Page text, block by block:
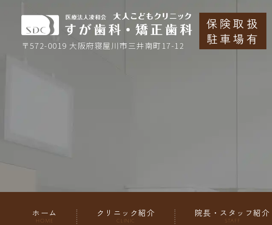
〒572-0019 大阪府寝屋川市三井南町17-12
保険取扱
駐車場有
ホーム
HOME
クリニック紹介
CLINIC
院長・スタッフ紹介
STAFF